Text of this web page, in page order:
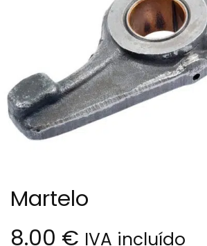
Martelo
8.00 € IVA incluído